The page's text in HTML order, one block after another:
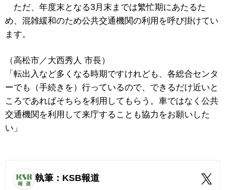
ただ、年度末となる3月末までは繁忙期にあたるた
め、混雑緩和のため公共交通機関の利用を呼び掛けてい
ます。
（高松市／大西秀人 市長）
「転出入など多くなる時期ですけれども、各総合センタ
ーでも（手続きを）行っているので、できるだけ近いと
ころであればそちらを利用してもらう。車ではなく公共
交通機関を利用して来庁することも協力をお願いした
い」
執筆：KSB報道